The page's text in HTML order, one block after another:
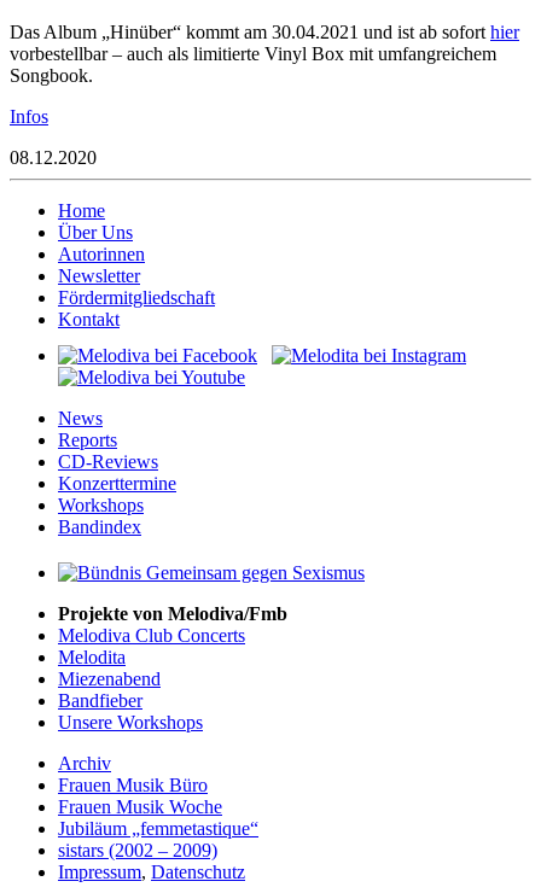
Das Album „Hinüber“ kommt am 30.04.2021 und ist ab sofort hier
vorbestellbar – auch als limitierte Vinyl Box mit umfangreichem
Songbook.
Infos
08.12.2020
Home
Über Uns
Autorinnen
Newsletter
Fördermitgliedschaft
Kontakt
News
Reports
CD-Reviews
Konzerttermine
Workshops
Bandindex
Projekte von Melodiva/Fmb
Melodiva Club Concerts
Melodita
Miezenabend
Bandfieber
Unsere Workshops
Archiv
Frauen Musik Büro
Frauen Musik Woche
Jubiläum „femmetastique“
sistars (2002 – 2009)
Impressum, Datenschutz